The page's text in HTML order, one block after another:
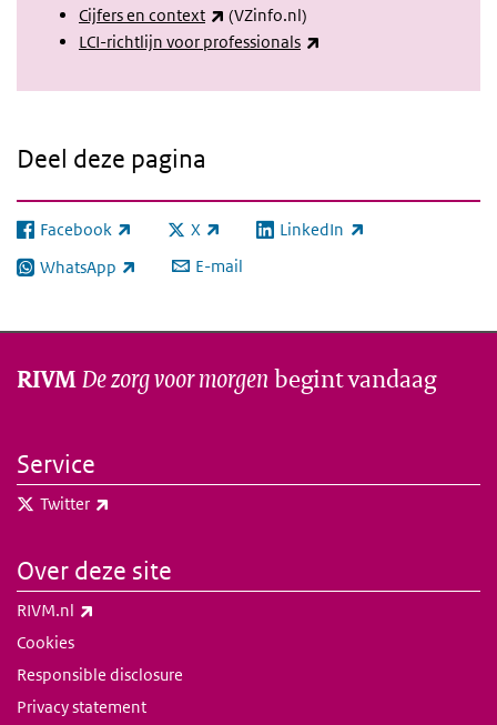
Cijfers en context
(externe link)
(VZinfo.nl)
LCI-richtlijn voor professionals
Deel deze pagina
Facebook
(externe link) X
(externe link) LinkedIn
(externe link)
WhatsApp
(externe link) E-mail
RIVM De zorg voor morgen begint vandaag
Service
Twitter
Over deze site
RIVM.nl
Cookies
Responsible disclosure
Privacy statement